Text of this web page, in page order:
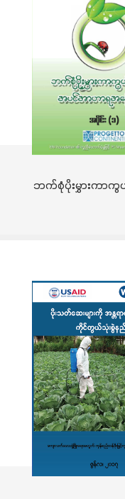
ဘက်စုံပိုးမွှားကာကွ